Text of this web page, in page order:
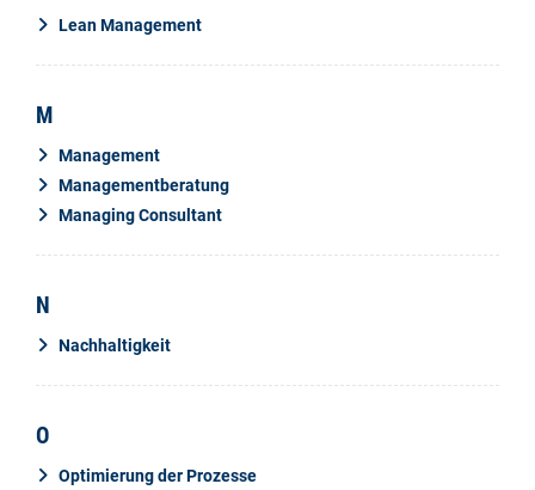
Lean Management
M
Management
Managementberatung
Managing Consultant
N
Nachhaltigkeit
O
Optimierung der Prozesse